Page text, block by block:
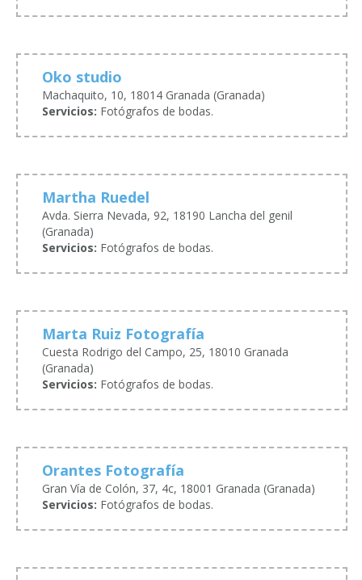
Oko studio
Machaquito, 10, 18014 Granada (Granada)
Servicios: Fotógrafos de bodas.
Martha Ruedel
Avda. Sierra Nevada, 92, 18190 Lancha del genil
(Granada)
Servicios: Fotógrafos de bodas.
Marta Ruiz Fotografía
Cuesta Rodrigo del Campo, 25, 18010 Granada
(Granada)
Servicios: Fotógrafos de bodas.
Orantes Fotografía
Gran Vía de Colón, 37, 4c, 18001 Granada (Granada)
Servicios: Fotógrafos de bodas.